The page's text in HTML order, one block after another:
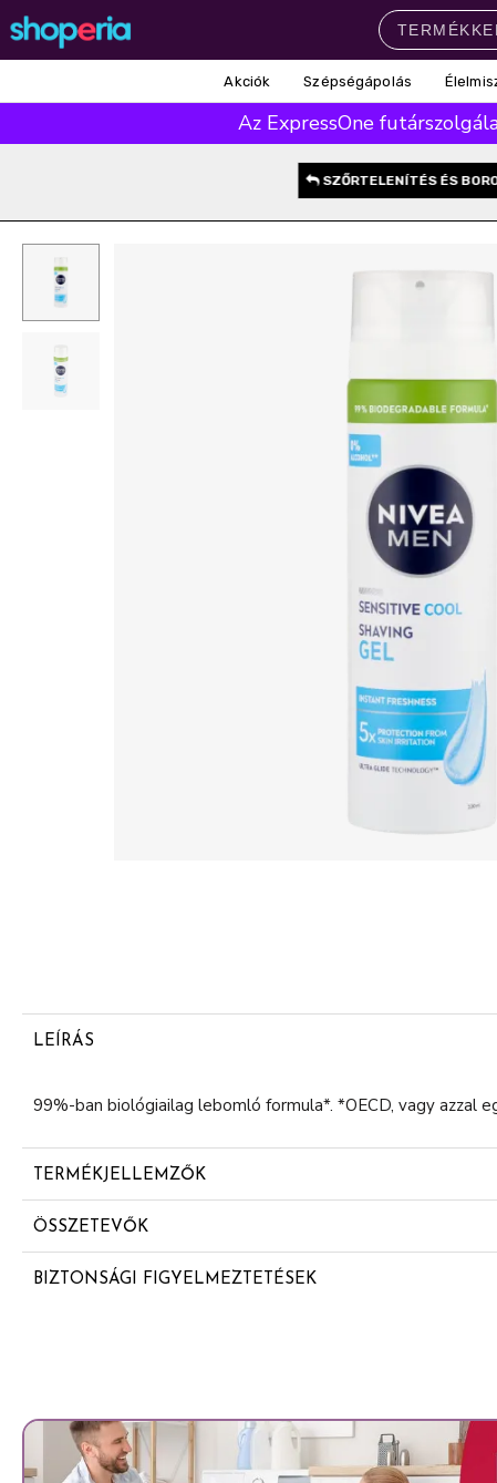
Élelmiszer
Népszerű márkák
Népszerű keresések
Akciók Szépségápolás
Az ExpressOne
SZŐRTELENÍTÉS ÉS
LEÍRÁS
99%-ban biológiailag lebomló formula*. *OECD, vagy azzal
TERMÉKJELLEMZŐK
Etil-alkohol mentes
ÖSSZETEVŐK
Glycerin
Isopropyl Palmitate
BIZTONSÁGI FIGYELMEZTETÉSEK
tömegének 4%-a tűzveszélyes.